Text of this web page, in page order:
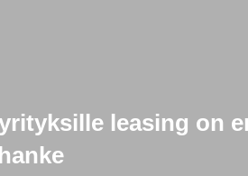
leasing on